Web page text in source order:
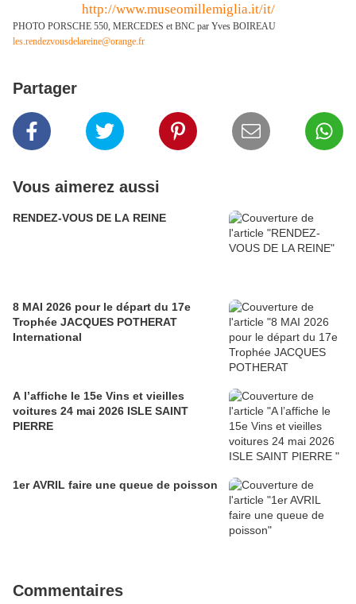
http://www.museomillemiglia.it/it/
PHOTO PORSCHE 550, MERCEDES et BNC par Yves BOIREAU
les.rendezvousdelareine@orange.fr
Partager
Vous aimerez aussi
RENDEZ-VOUS DE LA REINE
8 MAI 2026 pour le départ du 17e
Trophée JACQUES POTHERAT
International
A l’affiche le 15e Vins et vieilles
voitures 24 mai 2026 ISLE SAINT
PIERRE
1er AVRIL faire une queue de poisson
Commentaires